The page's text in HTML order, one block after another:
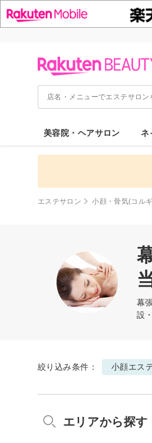
美容院・ヘアサロン ネ
エステサロン 小顔・骨気(コル
幕
設
絞り込み条件： 小顔エス
エリアから探す